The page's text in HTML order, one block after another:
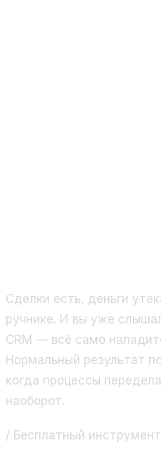
Сделки есть, деньги
ручнике. И вы уже
CRM — всё само
Нормальный результат
когда процессы
наоборот.
/ Бесплатный инструмент